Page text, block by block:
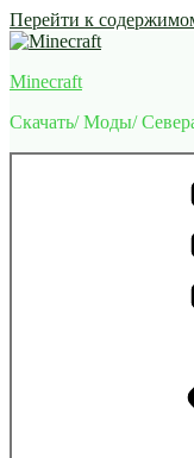
Перейти к
Minecraft
Скачать/ Моды/